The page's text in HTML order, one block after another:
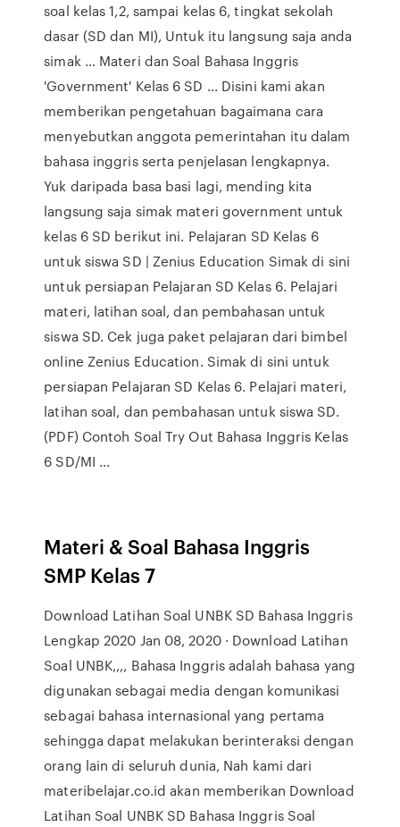
soal kelas 1,2, sampai kelas 6, tingkat sekolah
dasar (SD dan MI), Untuk itu langsung saja anda
simak … Materi dan Soal Bahasa Inggris
'Government' Kelas 6 SD ... Disini kami akan
memberikan pengetahuan bagaimana cara
menyebutkan anggota pemerintahan itu dalam
bahasa inggris serta penjelasan lengkapnya.
Yuk daripada basa basi lagi, mending kita
langsung saja simak materi government untuk
kelas 6 SD berikut ini. Pelajaran SD Kelas 6
untuk siswa SD | Zenius Education Simak di sini
untuk persiapan Pelajaran SD Kelas 6. Pelajari
materi, latihan soal, dan pembahasan untuk
siswa SD. Cek juga paket pelajaran dari bimbel
online Zenius Education. Simak di sini untuk
persiapan Pelajaran SD Kelas 6. Pelajari materi,
latihan soal, dan pembahasan untuk siswa SD.
(PDF) Contoh Soal Try Out Bahasa Inggris Kelas
6 SD/MI ...
Materi & Soal Bahasa Inggris
SMP Kelas 7
Download Latihan Soal UNBK SD Bahasa Inggris
Lengkap 2020 Jan 08, 2020 · Download Latihan
Soal UNBK,,,, Bahasa Inggris adalah bahasa yang
digunakan sebagai media dengan komunikasi
sebagai bahasa internasional yang pertama
sehingga dapat melakukan berinteraksi dengan
orang lain di seluruh dunia, Nah kami dari
materibelajar.co.id akan memberikan Download
Latihan Soal UNBK SD Bahasa Inggris Soal